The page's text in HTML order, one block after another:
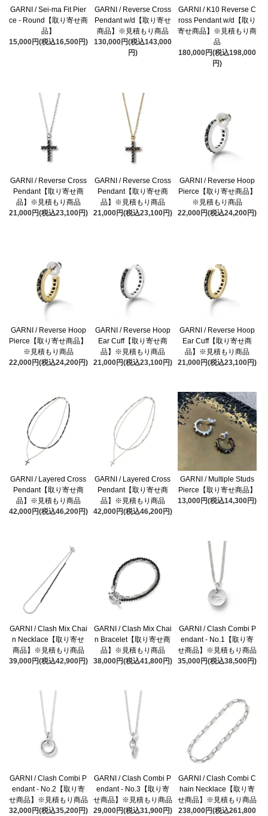
GARNI / Sei-ma Fit Pier
ce - Round【取り寄せ商
品】
15,000円(税込16,500円)
GARNI / Reverse Cross
Pendant w/d【取り寄せ
商品】※見積もり商品
130,000円(税込143,000
円)
GARNI / K10 Reverse C
ross Pendant w/d【取り
寄せ商品】※見積もり商
品
180,000円(税込198,000
円)
GARNI / Reverse Cross
Pendant【取り寄せ商
品】※見積もり商品
21,000円(税込23,100円)
GARNI / Reverse Cross
Pendant【取り寄せ商
品】※見積もり商品
21,000円(税込23,100円)
GARNI / Reverse Hoop
Pierce【取り寄せ商品】
※見積もり商品
22,000円(税込24,200円)
GARNI / Reverse Hoop
Pierce【取り寄せ商品】
※見積もり商品
22,000円(税込24,200円)
GARNI / Reverse Hoop
Ear Cuff【取り寄せ商
品】※見積もり商品
21,000円(税込23,100円)
GARNI / Reverse Hoop
Ear Cuff【取り寄せ商
品】※見積もり商品
21,000円(税込23,100円)
GARNI / Layered Cross
Pendant【取り寄せ商
品】※見積もり商品
42,000円(税込46,200円)
GARNI / Layered Cross
Pendant【取り寄せ商
品】※見積もり商品
42,000円(税込46,200円)
GARNI / Multiple Studs
Pierce【取り寄せ商品】
13,000円(税込14,300円)
GARNI / Clash Mix Chai
n Necklace【取り寄せ
商品】※見積もり商品
39,000円(税込42,900円)
GARNI / Clash Mix Chai
n Bracelet【取り寄せ商
品】※見積もり商品
38,000円(税込41,800円)
GARNI / Clash Combi P
endant - No.1【取り寄
せ商品】※見積もり商品
35,000円(税込38,500円)
GARNI / Clash Combi P
endant - No.2【取り寄
せ商品】※見積もり商品
32,000円(税込35,200円)
GARNI / Clash Combi P
endant - No.3【取り寄
せ商品】※見積もり商品
29,000円(税込31,900円)
GARNI / Clash Combi C
hain Necklace【取り寄
せ商品】※見積もり商品
238,000円(税込261,800